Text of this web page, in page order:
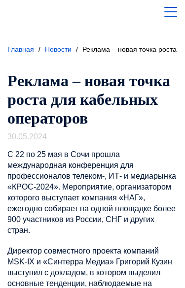
Главная / Новости / Реклама – новая точка роста
Реклама – новая точка
роста для кабельных
операторов
30.05.2024
С 22 по 25 мая в Сочи прошла
международная конференция для
профессионалов телеком-, ИТ- и медиарынка
«КРОС-2024». Мероприятие, организатором
которого выступает компания «НАГ»,
ежегодно собирает на одной площадке более
900 участников из России, СНГ и других
стран.
Директор совместного проекта компаний
MSK-IX и «Синтерра Медиа» Григорий Кузин
выступил с докладом, в котором выделил
основные тенденции, наблюдаемые на